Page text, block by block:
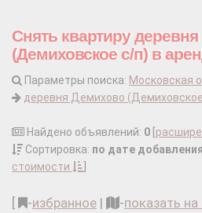
Снять квартиру
(Демиховское с/п) в
Параметры поиска: Московская
деревня Демихово
Найдено объявлений: 0
Сортировка: по дате добавления
стоимости
-избранное | -показать на